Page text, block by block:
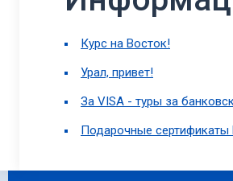
Курс на Восток!
Урал, привет!
За VISA - туры за
Подарочные